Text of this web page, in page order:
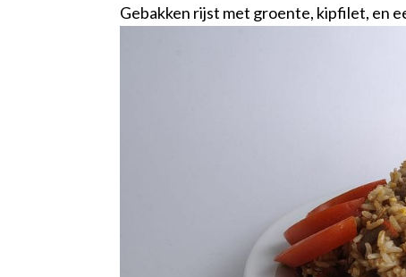
Gebakken rijst met groente, kipfilet, en